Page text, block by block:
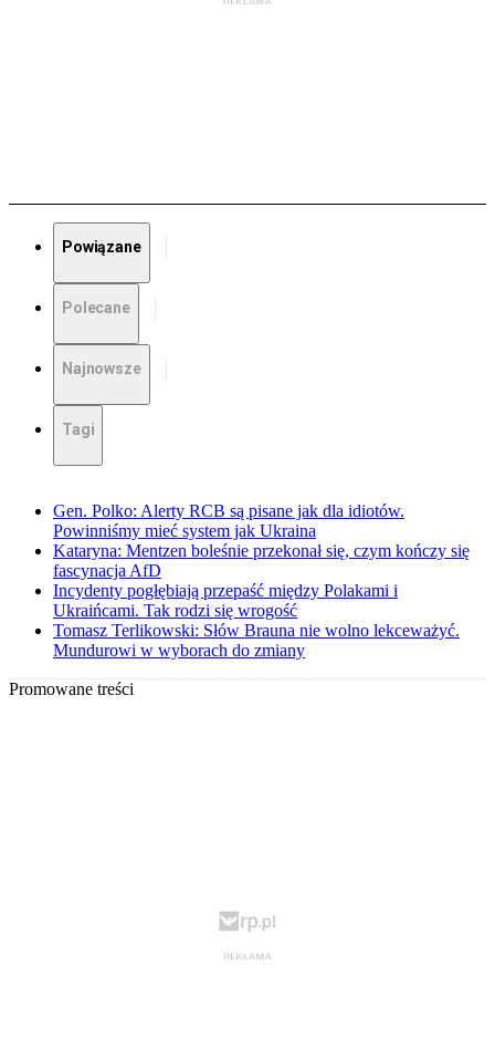
Powiązane
Polecane
Najnowsze
Tagi
Gen. Polko: Alerty RCB są pisane jak dla idiotów.
Powinniśmy mieć system jak Ukraina
Kataryna: Mentzen boleśnie przekonał się, czym kończy się
fascynacja AfD
Incydenty pogłębiają przepaść między Polakami i
Ukraińcami. Tak rodzi się wrogość
Tomasz Terlikowski: Słów Brauna nie wolno lekceważyć.
Mundurowi w wyborach do zmiany
Promowane treści